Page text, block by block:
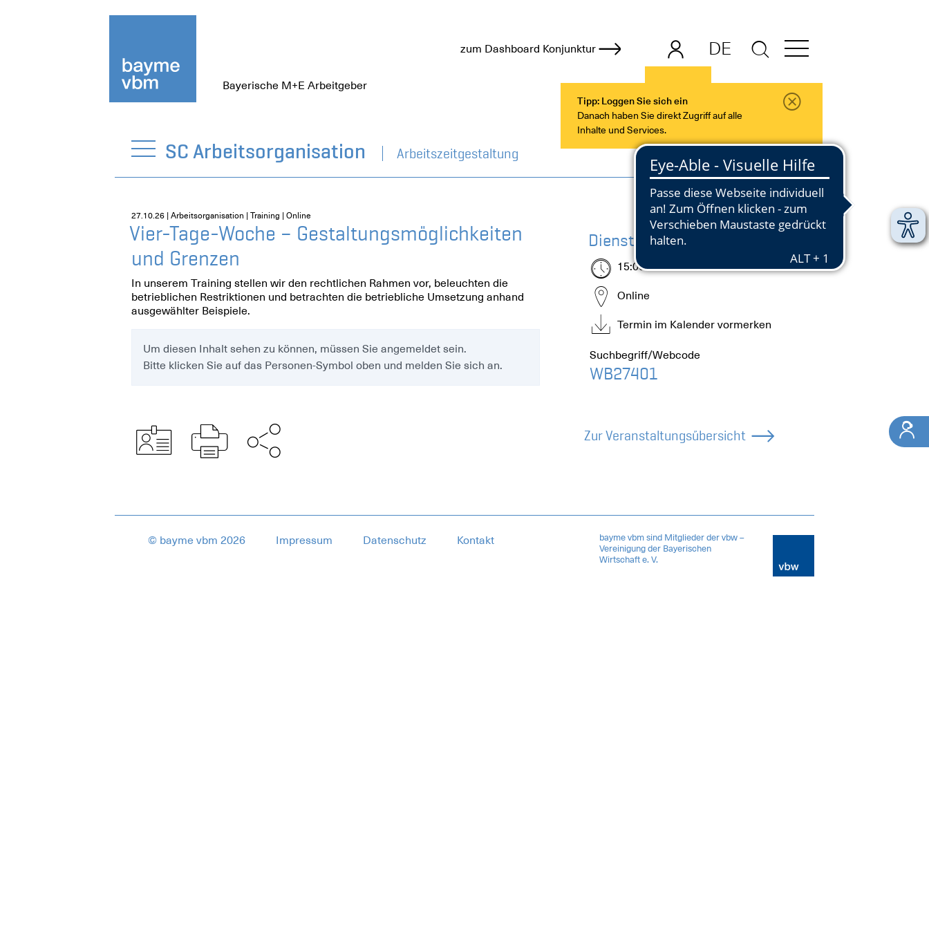
Bayerische M+E Arbeitgeber
zum Dashboard Konjunktur
Tipp: Loggen Sie sich ein
Danach haben Sie direkt Zugriff auf alle
Inhalte und Services.
DE
SC Arbeitsorganisation Arbeitszeitgestaltung
Dienstag, 27.10.2026
15:00 bis 16:30 Uhr
Online
Termin im Kalender vormerken
Suchbegriff/Webcode
WB27401
Zur Veranstaltungsübersicht
27.10.26 | Arbeitsorganisation | Training | Online
Vier-Tage-Woche – Gestaltungsmöglichkeiten
und Grenzen
In unserem Training stellen wir den rechtlichen Rahmen vor, beleuchten die
betrieblichen Restriktionen und betrachten die betriebliche Umsetzung anhand
ausgewählter Beispiele.
Um diesen Inhalt sehen zu können, müssen Sie angemeldet sein.
Bitte klicken Sie auf das Personen-Symbol oben und melden Sie sich an.
© bayme vbm 2026 Impressum Datenschutz
Kontakt
bayme vbm sind Mitglieder der vbw –
Vereinigung der Bayerischen
Wirtschaft e. V.